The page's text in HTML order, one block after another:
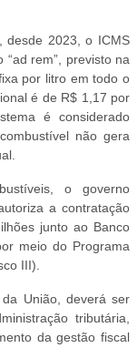
desde 2023, o ICMS
rem”, previsto na
por litro em todo o
é de R$ 1,17 por
é considerado
não gera
o governo
a contratação
junto ao Banco
meio do Programa
III).
União, deverá ser
tributária,
da gestão fiscal